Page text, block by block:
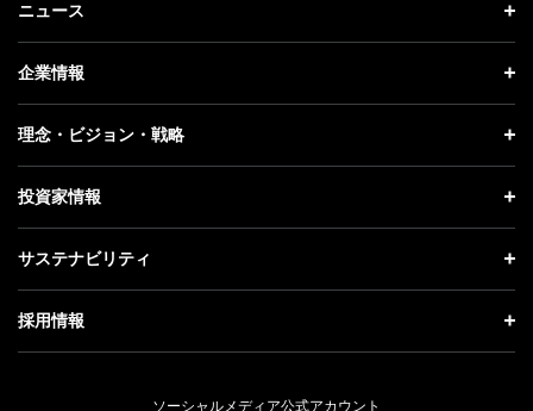
ニュース
ニュース トップ
プレスリリース
更新情報
記者説明会
企業情報
企業情報 トップ
社長メッセージ
事業紹介
ガバナンス
理念・ビジョン・戦略
理念・ビジョン・戦略 トップ
成長戦略「Activate AI for Society」
人材戦略
投資家情報
投資家情報 トップ
経営方針
サステナビリティ
サステナビリティ トップ
トップメッセージ
ESG方針・体制
採用情報
ソーシャルメディア公式アカウント